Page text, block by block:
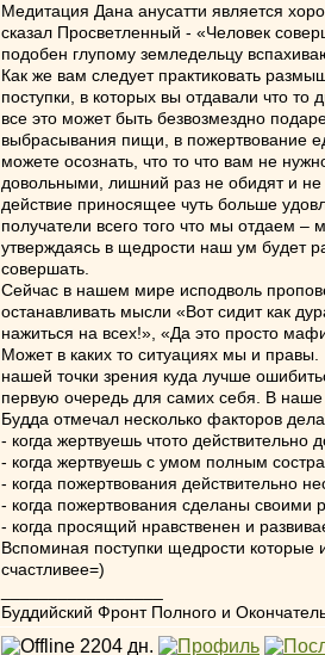
Медитация Дана анусатти является
сказал Просветленный - «Человек
подобен глупому земледельцу
Как же вам следует практиковать
поступки, в которых вы отдавали что
все это может быть безвозмездно
выбрасывания пищи, в пожертвование
можете осознать, что то что вам не
довольными, лишний раз не обидят и
действие приносящее чуть больше
получатели всего того что мы отдаем –
утверждаясь в щедрости наш ум будет
совершать.
Сейчас в нашем мире исподволь
останавливать мысли «Вот сидит как
нажиться на всех!», «Да это просто
Может в каких то ситуациях мы и
нашей точки зрения куда лучше
первую очередь для самих себя. В
Будда отмечал несколько факторов
- когда жертвуешь чтото действительно
- когда жертвуешь с умом полным
- когда пожертвования действительно
- когда пожертвования сделаны
- когда просящий нравственен и
Вспоминая поступки щедрости которые
счастливее=)
Буддийский Фронт Полного и